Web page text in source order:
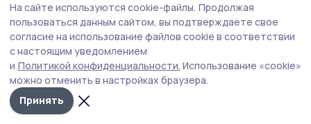
программе — Алексеем Кондратьевым и
Константином Кутейниковым. Заявку в
программу подали почти 400 участников и
ветеранов СВО. После всех вступительных
испытаний участниками первого потока стали
27 ребят.
На сайте используются cookie-файлы. Продолжая
пользоваться данным сайтом, вы подтверждаете свое
согласие на использование файлов cookie в соответствии
с настоящим уведомлением
и Политикой конфиденциальности. Использование «cookie»
можно отменить в настройках браузера.
Принять